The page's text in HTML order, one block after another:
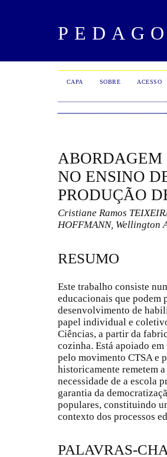
CAPA SOBRE ACESSO
ABORDAGEM
NO ENSINO
PRODUÇÃO
Cristiane Ramos
HOFFMANN, Wellington
RESUMO
Este trabalho consiste
educacionais que
desenvolvimento de
papel individual e
Ciências, a partir da
cozinha. Está apoiado
pelo movimento CTSA e
historicamente remetem
necessidade de a escola
garantia da
populares, constituindo
contexto dos processos
PALAVRAS-